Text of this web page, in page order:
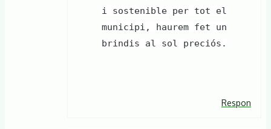
i sostenible per tot el
municipi, haurem fet un
brindis al sol preciós.
Respon